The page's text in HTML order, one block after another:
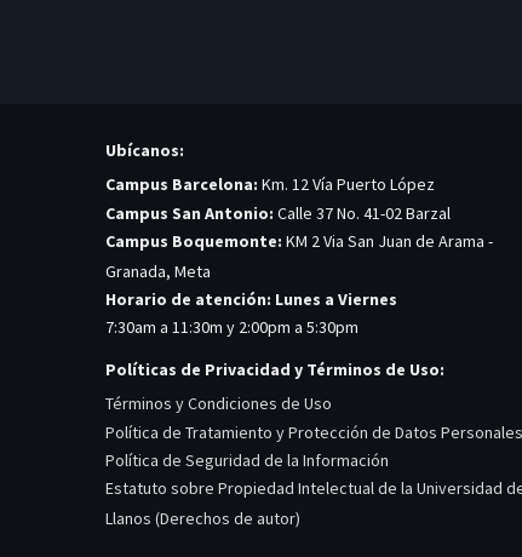
Ubícanos:
Campus Barcelona: Km. 12 Vía Puerto López
Campus San Antonio: Calle 37 No. 41-02 Barzal
Campus Boquemonte: KM 2 Via San Juan de Arama -
Granada, Meta
Horario de atención: Lunes a Viernes
7:30am a 11:30m y 2:00pm a 5:30pm
Políticas de Privacidad y Términos de Uso:
Términos y Condiciones de Uso
Política de Tratamiento y Protección de Datos Personales
Política de Seguridad de la Información
Estatuto sobre Propiedad Intelectual de la Universidad
Llanos (Derechos de autor)